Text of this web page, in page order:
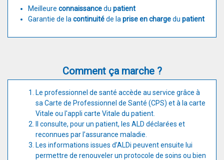
Meilleure connaissancedu patient
Garantie de la continuitéde la prise en chargedu patient
Comment ça marche ?
Le professionnel de santé accède au service grâce à
sa Carte de Professionnel de Santé (CPS) et à la carte
Vitale ou l'appli carte Vitale du patient.
Il consulte, pour un patient, les ALD déclarées et
reconnues par l’assurance maladie.
Les informations issues d’ALDi peuvent ensuite lui
permettre de renouveler un protocole de soins ou bien